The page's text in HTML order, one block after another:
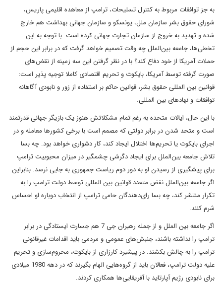
به جز توافقات مربوط به کنترل تسلیحات، ترامپ از معاهده اقلیمی پاریس،
شورای حقوق بشر سازمان ملل، یونسکو و سازمان جهانی بهداشت هم خارج
شده و تهدید به خروج از سازمان تجارت جهانی کرده است. با توجه به این
تخطی‌ها، جامعه بین‌الملل چه وقت تصمیم خواهد گرفت که در برابر این حجم از
حملات آمریکا از خود دفاع کند؟ با در نظر گرفتن این سه زمینه از نقض‌های
صورت گرفته توسط آمریکا، بایکوت و تحریم اقتصادی کاملا توجیه پذیر است:
قوانین بین المللی حقوق بشر، قوانین حاکم بر استفاده از زور و نابودی آگاهانه‌
توافقات و نهادهای بین المللی.
با این حال، ایالات متحده به رغم تمام مشکلاتش هنوز یک بازیگر جهانی قدرتمند
است و متحد شدن در برابر دولتی که مصمم است با برخی کشورها معامله و در
اجرای بایکوت یا تحریم‌ها اختلال ایجاد کند، کار دشواری خواهد بود. چه بسا
تلاش جامعه بین‌الملل برای ایجاد دگرشی چشمگیر در میزان محبوبیت ترامپ
برای پیشگیری از رسیدن او به دور دوم ریاست جمهوری به جایی نرسد. بنابراین
اگر جامعه بین‌الملل نقض متعدد قوانین بین المللی توسط دولت ترامپ را به
تکرار منتشر کند، چه بسا رای‌دهندگان حامی ترامپ از انتخاب دوباره او احساس
شرم کنند.
اگر جامعه بین الملل و از جمله رهبران جی 7 هم جسارت ایستادگی در برابر
ترامپ را نداشته باشند، جنبش‌های عمومی و مردمی باید اقدامات غیرقانونی
ترامپ را به چالش بکشند. در پیشبرد کارزاری از بایکوت، محروم‌سازی و تحریم
علیه دولت ترامپ، فعالان باید از گروه‌هایی الهام بگیرند که در دهه 1980 میلادی
برای نابودی رژیم آپارتاید با آفریقایی‌ها همکاری کردند.